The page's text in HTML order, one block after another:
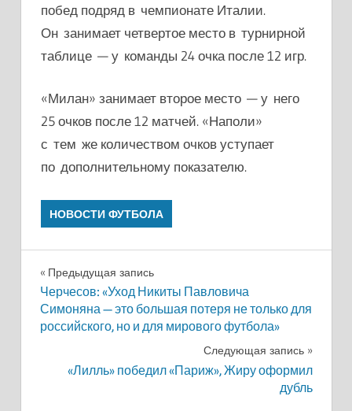
побед подряд в чемпионате Италии.
Он занимает четвертое место в турнирной
таблице — у команды 24 очка после 12 игр.
«Милан» занимает второе место — у него
25 очков после 12 матчей. «Наполи»
с тем же количеством очков уступает
по дополнительному показателю.
НОВОСТИ ФУТБОЛА
Навигация
по
записям
Предыдущая запись
Черчесов: «Уход Никиты Павловича
Симоняна — это большая потеря не только для
российского, но и для мирового футбола»
Следующая запись
«Лилль» победил «Париж», Жиру оформил
дубль